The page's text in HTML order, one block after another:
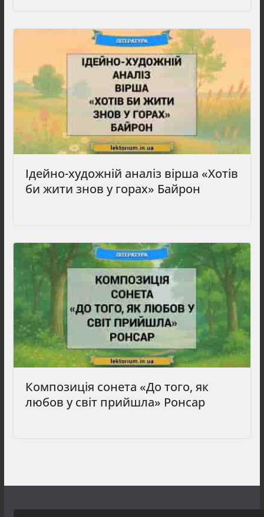
Ідейно-художній аналіз вірша «Хотів
би жити знов у горах» Байрон
Композиція сонета «До того, як
любов у світ прийшла» Ронсар